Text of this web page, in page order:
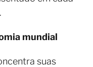
mundial
suas